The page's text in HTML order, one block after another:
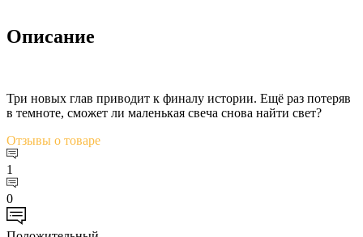
Описание
Три новых глав приводит к финалу истории. Ещё раз потеряв
в темноте, сможет ли маленькая свеча снова найти свет?
Отзывы о товаре
1
0